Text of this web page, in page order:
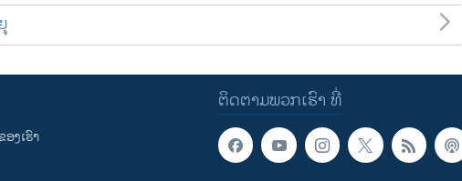
ຕິດຕາມພວກເຮົາ ທີ່
ງເຮົາ